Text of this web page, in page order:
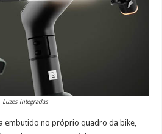
Luzes integradas
embutido no próprio quadro da bike,